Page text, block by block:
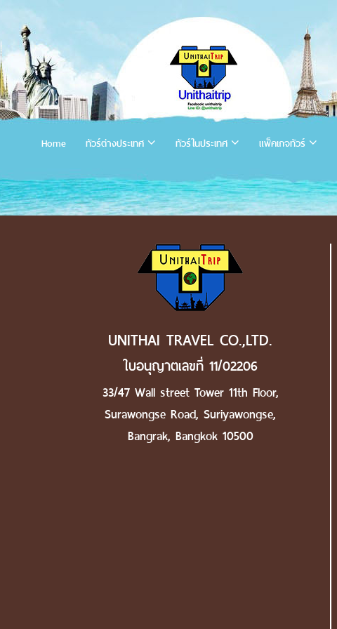
Home ทัวร์ต่างประเทศ ทัวร์ในประเทศ แพ็คเกจทัวร์
UNITHAI TRAVEL CO.,LTD.
ใบอนุญาตเลขที่ 11/02206
33/47 Wall street Tower 11th Floor,
Surawongse Road, Suriyawongse,
Bangrak, Bangkok 10500